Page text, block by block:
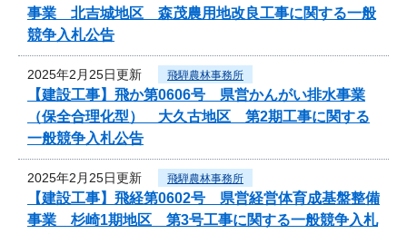
事業 北吉城地区 森茂農用地改良工事に関する一般
競争入札公告
2025年2月25日更新 飛騨農林事務所
【建設工事】飛か第0606号 県営かんがい排水事業
（保全合理化型） 大久古地区 第2期工事に関する
一般競争入札公告
2025年2月25日更新 飛騨農林事務所
【建設工事】飛経第0602号 県営経営体育成基盤整備
事業 杉崎1期地区 第3号工事に関する一般競争入札